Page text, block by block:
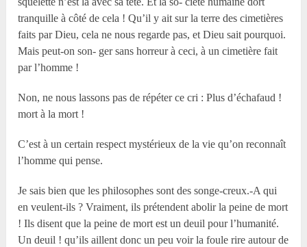
tranquille à côté de cela ! Qu’il y ait sur la terre des cimetières
faits par Dieu, cela ne nous regarde pas, et Dieu sait pourquoi.
Mais peut-on son- ger sans horreur à ceci, à un cimetière fait
par l’homme !
Non, ne nous lassons pas de répéter ce cri : Plus d’échafaud !
mort à la mort !
C’est à un certain respect mystérieux de la vie qu’on reconnaît
l’homme qui pense.
Je sais bien que les philosophes sont des songe-creux.-A qui
en veulent-ils ? Vraiment, ils prétendent abolir la peine de mort
! Ils disent que la peine de mort est un deuil pour l’humanité.
Un deuil ! qu’ils aillent donc un peu voir la foule rire autour de